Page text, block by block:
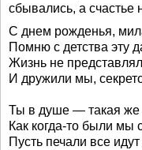
сбывались, а счастье
С днем рожденья,
Помню с детства эту
Жизнь не
И дружили мы,
Ты в душе — такая же
Как когда-то были мы
Пусть печали все